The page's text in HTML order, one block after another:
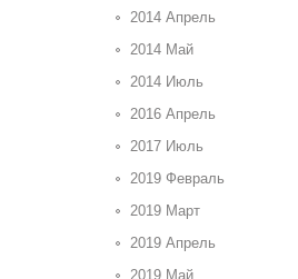
2014 Апрель
2014 Май
2014 Июль
2016 Апрель
2017 Июль
2019 Февраль
2019 Март
2019 Апрель
2019 Май